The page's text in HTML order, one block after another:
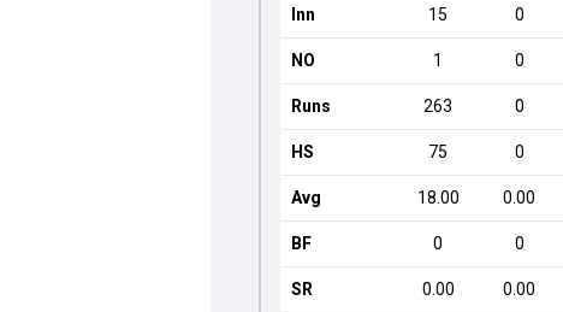
Inn 15 0
NO 1 0
Runs 263 0
HS 75 0
Avg 18.00 0.00
BF 0 0
SR 0.00 0.00